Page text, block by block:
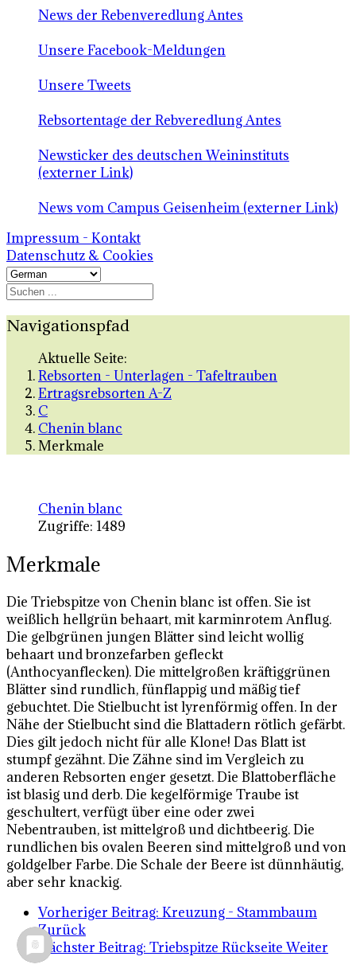
News der Rebenveredlung Antes
Unsere Facebook-Meldungen
Unsere Tweets
Rebsortentage der Rebveredlung Antes
Newsticker des deutschen Weininstituts
(externer Link)
News vom Campus Geisenheim (externer Link)
Impressum - Kontakt
Datenschutz & Cookies
Navigationspfad
Aktuelle Seite:
Rebsorten - Unterlagen - Tafeltrauben
Ertragsrebsorten A-Z
C
Chenin blanc
Merkmale
Chenin blanc
Zugriffe: 1489
Merkmale
Die Triebspitze von Chenin blanc ist offen. Sie ist
weißlich hellgrün behaart, mit karminrotem Anflug.
Die gelbgrünen jungen Blätter sind leicht wollig
behaart und bronzefarben gefleckt
(Anthocyanflecken). Die mittelgroßen kräftiggrünen
Blätter sind rundlich, fünflappig und mäßig tief
gebuchtet. Die Stielbucht ist lyrenförmig offen. In der
Nähe der Stielbucht sind die Blattadern rötlich gefärbt.
Dies gilt jedoch nicht für alle Klone! Das Blatt ist
stumpf gezähnt. Die Zähne sind im Vergleich zu
anderen Rebsorten enger gesetzt. Die Blattoberfläche
ist blasig und derb. Die kegelförmige Traube ist
geschultert, verfügt über eine oder zwei
Nebentrauben, ist mittelgroß und dichtbeerig. Die
rundlichen bis ovalen Beeren sind mittelgroß und von
goldgelber Farbe. Die Schale der Beere ist dünnhäutig,
aber sehr knackig.
Vorheriger Beitrag: Kreuzung - Stammbaum
Zurück
Nächster Beitrag: Triebspitze RückseiteWeiter